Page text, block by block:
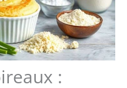
: